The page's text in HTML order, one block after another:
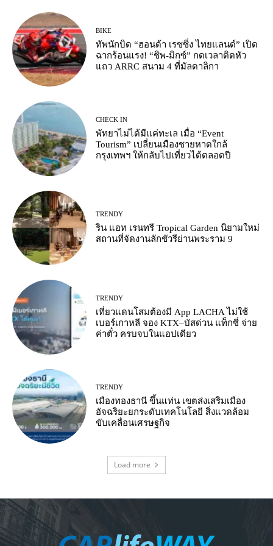
BIKE
ทัพนักบิด “ฮอนด้า เรซซิ่ง ไทยแลนด์” เปิด
ฉากร้อนแรง! “ชิพ-มิกซ์” กดเวลาติดหัว
แถว ARRC สนาม 4 ที่มัลดาลิกา
CHECK IN
พัทยาไม่ได้มีแค่ทะเล เมื่อ “Event
Tourism” เปลี่ยนเมืองชายหาดใกล้
กรุงเทพฯ ให้กลับไปเที่ยวได้ตลอดปี
TRENDY
ริน แอท เรนทรี Tropical Garden นิยามใหม่
สถานที่จัดงานลักชัวรีย่านพระราม 9
TRENDY
เที่ยวแดนโสมต้องมี App LACHA ไม่ใช้
เบอร์เกาหลี จอง KTX–บัสด่วน แท็กซี่ จ่าย
ค่าตั๋ว ครบจบในแอปเดียว
TRENDY
เมืองทองธานี ขึ้นแท่น เขตส่งเสริมเมือง
อัจฉริยะยกระดับเทคโนโลยี สิ่งแวดล้อม
ขับเคลื่อนเศรษฐกิจ
Load more